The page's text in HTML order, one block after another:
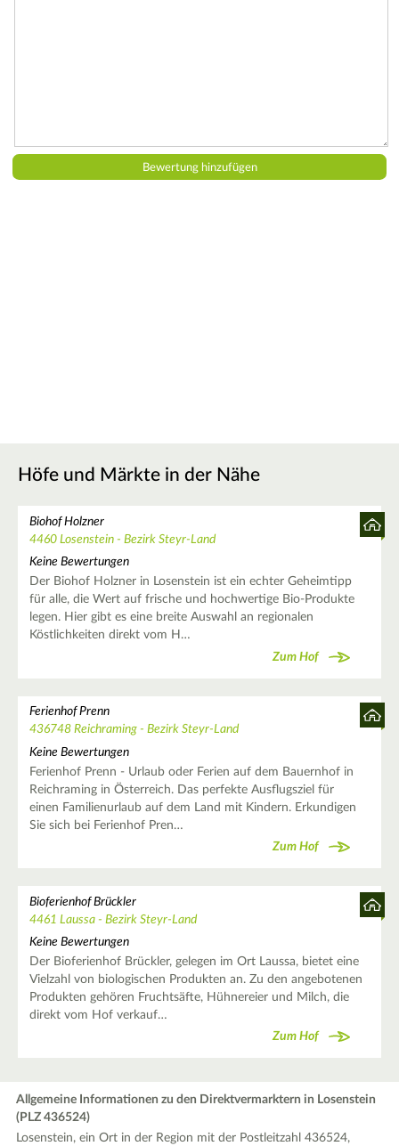
Höfe und Märkte in der Nähe
Biohof Holzner
4460 Losenstein - Bezirk Steyr-Land
Keine Bewertungen
Der Biohof Holzner in Losenstein ist ein echter Geheimtipp
für alle, die Wert auf frische und hochwertige Bio-Produkte
legen. Hier gibt es eine breite Auswahl an regionalen
Köstlichkeiten direkt vom H…
Zum Hof
Ferienhof Prenn
436748 Reichraming - Bezirk Steyr-Land
Keine Bewertungen
Ferienhof Prenn - Urlaub oder Ferien auf dem Bauernhof in
Reichraming in Österreich. Das perfekte Ausflugsziel für
einen Familienurlaub auf dem Land mit Kindern. Erkundigen
Sie sich bei Ferienhof Pren…
Zum Hof
Bioferienhof Brückler
4461 Laussa - Bezirk Steyr-Land
Keine Bewertungen
Der Bioferienhof Brückler, gelegen im Ort Laussa, bietet eine
Vielzahl von biologischen Produkten an. Zu den angebotenen
Produkten gehören Fruchtsäfte, Hühnereier und Milch, die
direkt vom Hof verkauf…
Zum Hof
Allgemeine Informationen zu den Direktvermarktern in Losenstein
(PLZ 436524)
Losenstein, ein Ort in der Region mit der Postleitzahl 436524,